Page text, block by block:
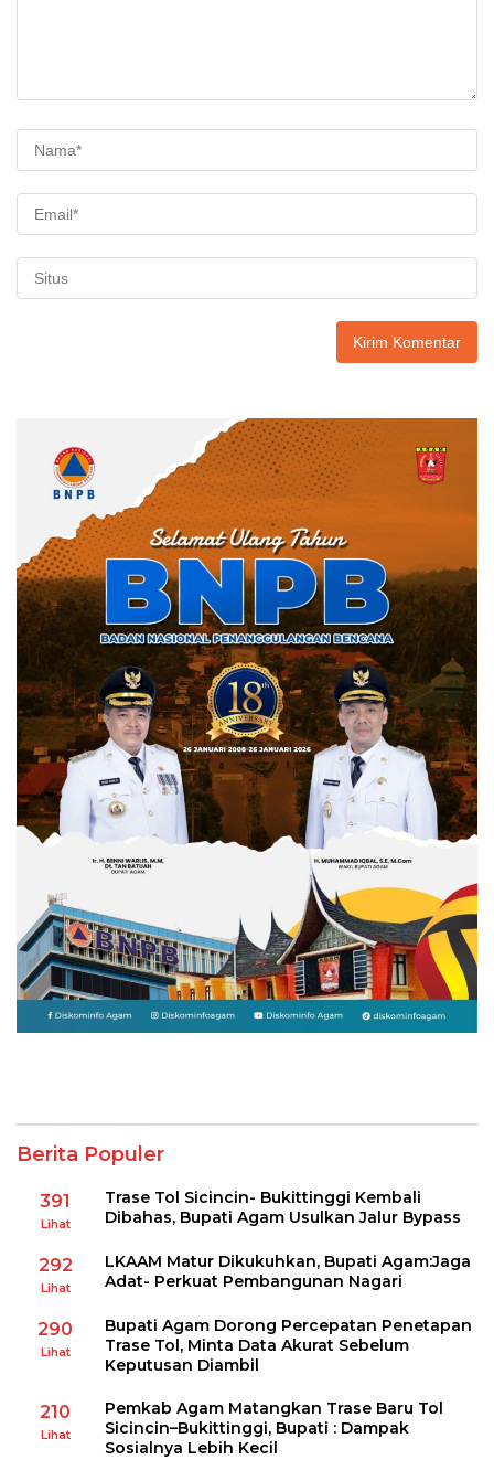
Berita Populer
391
Lihat
Trase Tol Sicincin- Bukittinggi Kembali
Dibahas, Bupati Agam Usulkan Jalur Bypass
292
Lihat
LKAAM Matur Dikukuhkan, Bupati Agam:Jaga
Adat- Perkuat Pembangunan Nagari
290
Lihat
Bupati Agam Dorong Percepatan Penetapan
Trase Tol, Minta Data Akurat Sebelum
Keputusan Diambil
210
Lihat
Pemkab Agam Matangkan Trase Baru Tol
Sicincin–Bukittinggi, Bupati : Dampak
Sosialnya Lebih Kecil